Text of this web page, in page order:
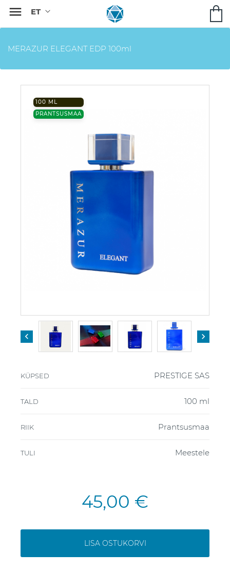

MERAZUR ELEGANT EDP 100ml
100 ML
PRANTSUSMAA
 
KÜPSED PRESTIGE SAS
TALD 100 ml
RIIK Prantsusmaa
TULI Meestele
45,00 €
LISA OSTUKORVI